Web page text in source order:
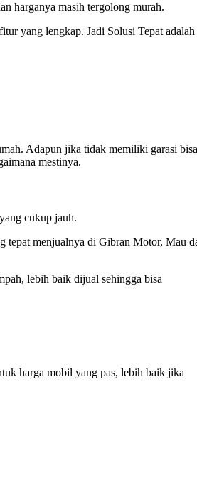
harganya masih tergolong murah.
yang lengkap. Jadi Solusi Tepat adalah
Adapun jika tidak memiliki garasi bisa
mestinya.
cukup jauh.
tepat menjualnya di Gibran Motor, Mau
lebih baik dijual sehingga bisa
harga mobil yang pas, lebih baik jika